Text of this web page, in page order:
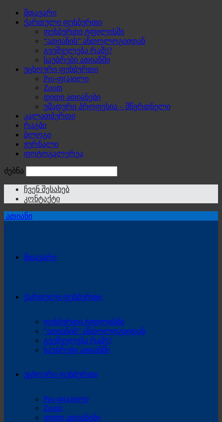
მთავარი
ქართული ფეხბურთი
ფეხბურთი ტფილისში
“ათიანის” ანთოლოგიიდან
გვეშველება რამე?
საუბრები ათიანში
უცხოური ფეხბურთი
Pro-ფ(ა)ილი
Zoom
დიდი ათიანები
უმადური პროფესია – მწვრთნელი
კალათბურთი
რაგბი
ბლოგი
ჟურნალი
ფოტოგალერეა
ძებნა
ჩვენ შესახებ
კონტაქტი
ათიანი
მთავარი
ქართული ფეხბურთი
ფეხბურთი ტფილისში
“ათიანის” ანთოლოგიიდან
გვეშველება რამე?
საუბრები ათიანში
უცხოური ფეხბურთი
Pro-ფ(ა)ილი
Zoom
დიდი ათიანები